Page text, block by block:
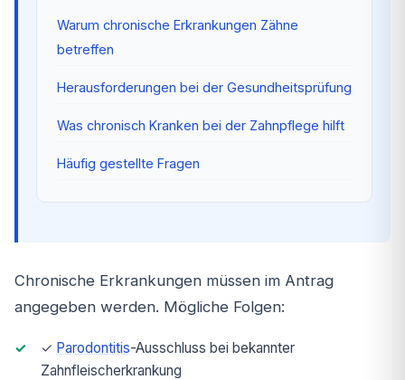
Warum chronische Erkrankungen Zähne
betreffen
Herausforderungen bei der Gesundheitsprüfung
Was chronisch Kranken bei der Zahnpflege hilft
Häufig gestellte Fragen
Chronische Erkrankungen müssen im Antrag
angegeben werden. Mögliche Folgen:
✓ Parodontitis-Ausschluss bei bekannter
Zahnfleischerkrankung